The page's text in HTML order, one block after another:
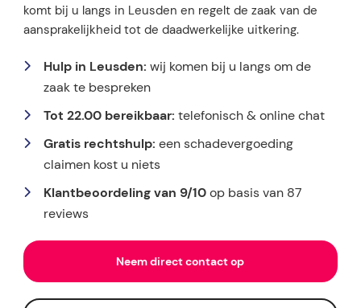
komt bij u langs in Leusden en regelt de zaak van de
aansprakelijkheid tot de daadwerkelijke uitkering.
Hulp in Leusden: wij komen bij u langs om de
zaak te bespreken
Tot 22.00 bereikbaar: telefonisch & online chat
Gratis rechtshulp: een schadevergoeding
claimen kost u niets
Klantbeoordeling van 9/10op basis van 87
reviews
Neem direct contact op